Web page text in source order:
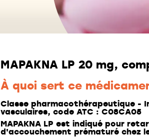
MAPAKNA LP 20 mg,
À quoi sert ce
Classe pharmacothérapeutique -
vasculaires, code ATC : C08CA05
MAPAKNA LP est indiqué pour
d'accouchement prématuré chez